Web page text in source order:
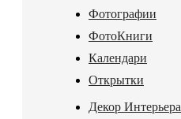
Фотографии
ФотоКниги
Календари
Открытки
Декор Интерьера